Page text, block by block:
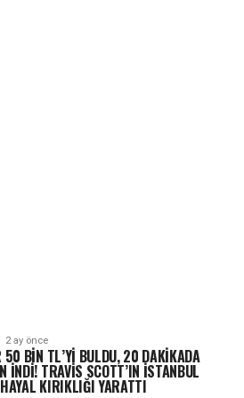
2 ay önce
50 BİN TL’Yİ BULDU, 20 DAKİKADA
İNDİ! TRAVİS SCOTT’IN İSTANBUL
KIRIKLIĞI YARATTI